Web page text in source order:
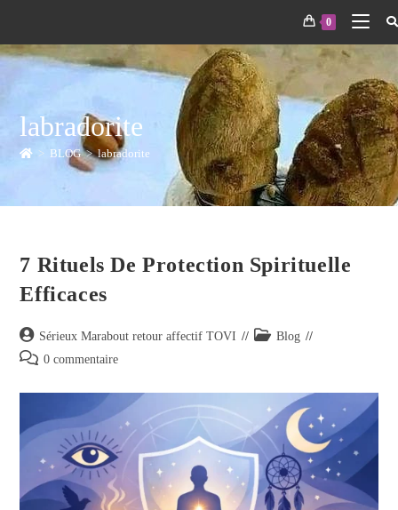
0
labradorite
> BLOG > labradorite
7 Rituels De Protection Spirituelle
Efficaces
Sérieux Marabout retour affectif TOVI
Blog
0 commentaire